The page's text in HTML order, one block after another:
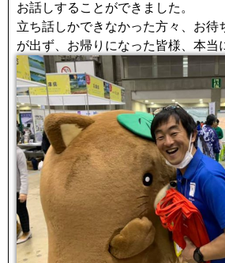
お話しすることができました。
立ち話しかできなかった方々、お待
が出ず、お帰りになった皆様、本当